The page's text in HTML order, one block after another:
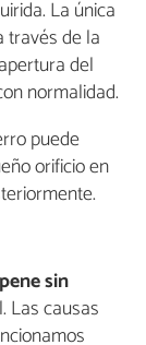
La única
través de la
del
normalidad.
puede
orificio en
sin
Las causas